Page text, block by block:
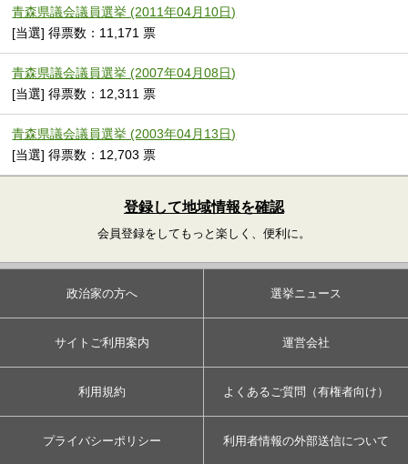
青森県議会議員選挙 (2011年04月10日)
[当選] 得票数：11,171 票
青森県議会議員選挙 (2007年04月08日)
[当選] 得票数：12,311 票
青森県議会議員選挙 (2003年04月13日)
[当選] 得票数：12,703 票
登録して地域情報を確認
会員登録をしてもっと楽しく、便利に。
政治家の方へ 選挙ニュース
サイトご利用案内 運営会社
利用規約 よくあるご質問（有権者向け）
プライバシーポリシー 利用者情報の外部送信について